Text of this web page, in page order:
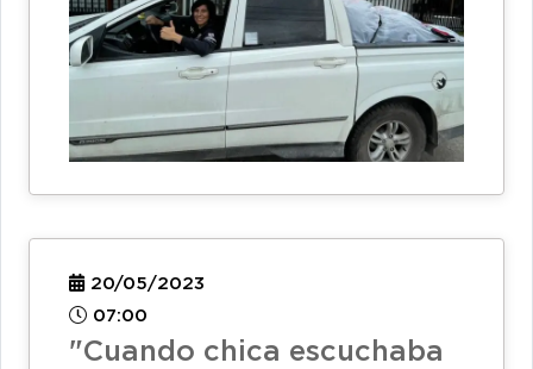
20/05/2023
07:00
"Cuando chica escuchaba